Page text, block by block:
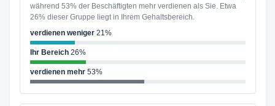
während 53% der Beschäftigten mehr verdienen als Sie. Etwa
26% dieser Gruppe liegt in Ihrem Gehaltsbereich.
verdienen weniger21%
Ihr Bereich26%
verdienen mehr53%